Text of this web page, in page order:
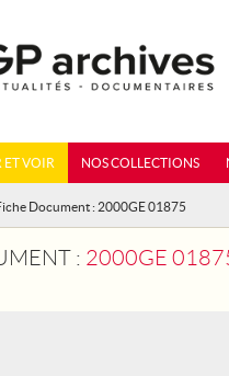
ET VOIR NOS COLLECTIONS
Document : 2000GE 01875
: 2000GE